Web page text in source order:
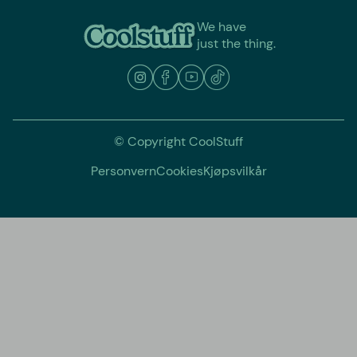
We have
just the thing.
© Copyright CoolStuff
PersonvernCookiesKjøpsvilkår